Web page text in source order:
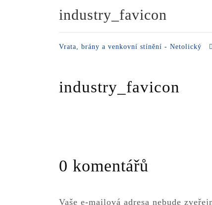
industry_favicon
Vrata, brány a venkovní stínění - Netolický
industry_favicon
0 komentářů
Vaše e-mailová adresa nebude